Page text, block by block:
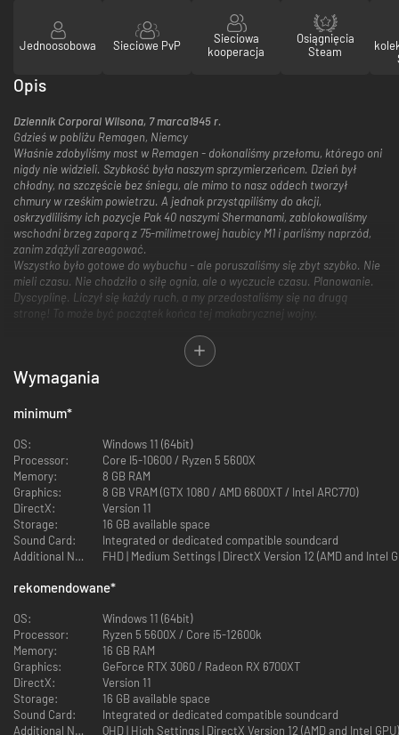
Jednoosobowa Sieciowe PvP
Sieciowa
kooperacja
Osiągnięcia
Steam
Opis
Dziennik Corporal Wilsona, 7 marca1945 r.
Gdzieś w pobliżu Remagen, Niemcy
Właśnie zdobyliśmy most w Remagen - dokonaliśmy przełomu, którego oni
nigdy nie widzieli. Szybkość była naszym sprzymierzeńcem. Dzień był
chłodny, na szczęście bez śniegu, ale mimo to nasz oddech tworzył
chmury w rześkim powietrzu. A jednak przystąpiliśmy do akcji,
oskrzydliliśmy ich pozycje Pak 40 naszymi Shermanami, zablokowaliśmy
wschodni brzeg zaporą z 75-milimetrowej haubicy M1 i parliśmy naprzód,
zanim zdążyli zareagować.
Wszystko było gotowe do wybuchu - ale poruszaliśmy się zbyt szybko. Nie
mieli czasu. Nie chodziło o siłę ognia, ale o wyczucie czasu. Planowanie.
Dyscyplinę. Liczył się każdy ruch, a my przedostaliśmy się na drugą
stronę! To może być początek końca tej makabrycznej wojny.
Sudden Strike 5
zapewnia taktykę w czasie rzeczywistym w epickich
bitwach II wojny światowej. Mnóstwo opcji taktycznych i ponad 300
grywalnych jednostek otwiera wiele sposobów na osiągnięcie celów w
kampanii składającej się z 25 misji na historycznych polach bitew w
Europie i Afryce Północnej.
zdobywanie strategicznych miejsc w celu uzyskania dostępu do posiłków
wrogów, zarządzając zapasami i upewnij się, że jesteś we właściwym
miejscu we właściwym czasie, aby odwrócić losy bitwy.
Wybierz mądrze taktykę - spotkamy się w okopach!
Sudden Strike 5
zapewnia prawdziwie wciągające doświadczenie
strategiczne 25 misji na ogromnych, zróżnicowanych mapach i
Wymagania
minimum*
OS:
Windows 11 (64bit)
Processor:
Core I5-10600 / Ryzen 5 5600X
Memory:
8 GB RAM
Graphics:
8 GB VRAM (GTX 1080 / AMD 6600XT / Intel ARC770)
DirectX:
Version 11
Storage:
16 GB available space
Sound Card:
Integrated or dedicated compatible soundcard
Additional Notes:
FHD | Medium Settings | DirectX Version 12 (AMD and Intel
rekomendowane*
OS:
Windows 11 (64bit)
Processor:
Ryzen 5 5600X / Core i5-12600k
Memory:
16 GB RAM
Graphics:
GeForce RTX 3060 / Radeon RX 6700XT
DirectX:
Version 11
Storage:
16 GB available space
Sound Card:
Integrated or dedicated compatible soundcard
Additional Notes:
QHD | High Settings | DirectX Version 12 (AMD and Intel GPU)